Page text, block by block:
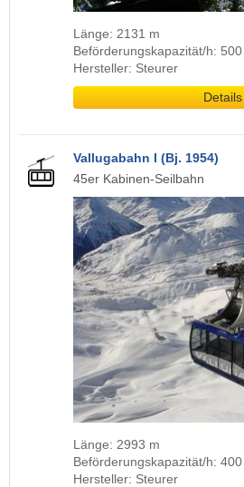
Länge: 2131 m
Beförderungskapazität/h: 500
Hersteller: Steurer
Details
Vallugabahn I (Bj. 1954)
45er Kabinen-Seilbahn
Länge: 2993 m
Beförderungskapazität/h: 400
Hersteller: Steurer